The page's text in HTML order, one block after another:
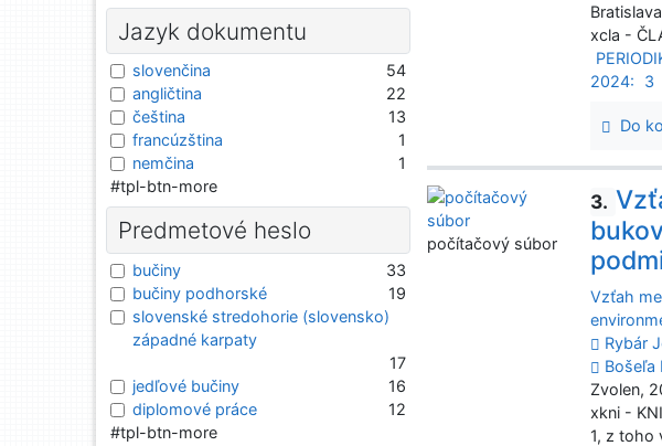
xcla -
2024:
3
Do
3.
Vzťah
Rybár
Bošeľa
Zvolen,
xkni -
1, z toho
počítačový súbor
Jazyk dokumentu
slovenčina
54
angličtina
22
čeština
13
francúzština
1
nemčina
1
#tpl-btn-more
Predmetové heslo
bučiny
33
bučiny podhorské
19
slovenské stredohorie (slovensko)
západné karpaty
17
jedľové bučiny
16
diplomové práce
12
#tpl-btn-more